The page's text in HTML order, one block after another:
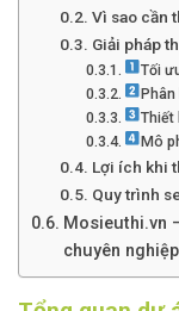
Vì sao cần
Giải pháp
Tối
Thiết
Mô
Lợi ích khi
Quy trình
Mosieuthi.vn
chuyên